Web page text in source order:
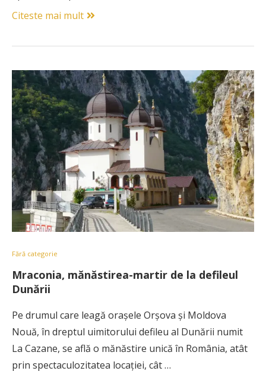
Citeste mai mult
Fără categorie
Mraconia, mănăstirea-martir de la defileul
Dunării
Pe drumul care leagă orașele Orșova și Moldova
Nouă, în dreptul uimitorului defileu al Dunării numit
La Cazane, se află o mănăstire unică în România, atât
prin spectaculozitatea locației, cât …